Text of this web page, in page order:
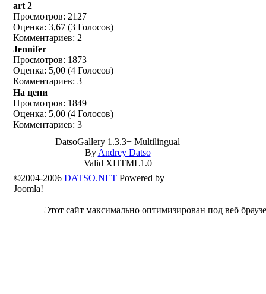
art 2
Просмотров: 2127
Оценка: 3,67 (3 Голосов)
Комментариев: 2
Jennifer
Просмотров: 1873
Оценка: 5,00 (4 Голосов)
Комментариев: 3
На цепи
Просмотров: 1849
Оценка: 5,00 (4 Голосов)
Комментариев: 3
DatsoGallery 1.3.3+ Multilingual
By Andrey Datso
Valid XHTML1.0
©2004-2006 DATSO.NET Powered by
Joomla!
Этот сайт максимально оптимизирован под веб